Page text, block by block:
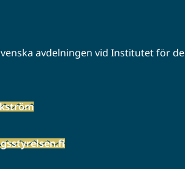
avdelningen vid Institutet för de